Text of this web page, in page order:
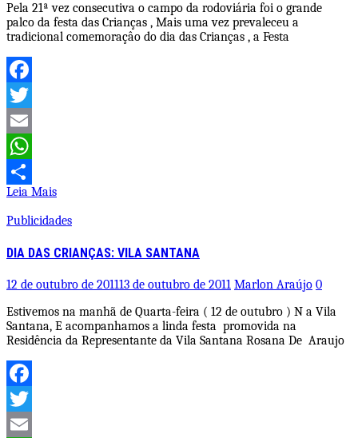
Pela 21ª vez consecutiva o campo da rodoviária foi o grande
palco da festa das Crianças , Mais uma vez prevaleceu a
tradicional comemoraçâo do dia das Crianças , a Festa
Facebook
Twitter
Email
WhatsApp
Share
Leia Mais
Publicidades
DIA DAS CRIANÇAS: VILA SANTANA
12 de outubro de 201113 de outubro de 2011 Marlon Araújo 0
Estivemos na manhã de Quarta-feira ( 12 de outubro ) N a Vila
Santana, E acompanhamos a linda festa promovida na
Residência da Representante da Vila Santana Rosana De Araujo
Facebook
Twitter